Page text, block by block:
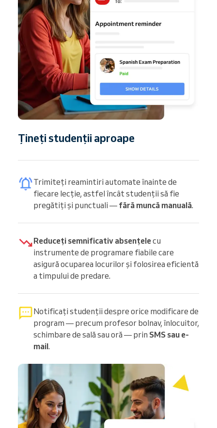
Țineți studenții aproape
Trimiteți reamintiri automate înainte de
fiecare lecție, astfel încât studenții să fie
pregătiți și punctuali — fără muncă manuală.
Reduceți semnificativ absențelecu
instrumente de programare fiabile care
asigură ocuparea locurilor și folosirea eficientă
a timpului de predare.
Notificați studenții despre orice modificare de
program — precum profesor bolnav, înlocuitor,
schimbare de sală sau oră — prin SMS sau e-
mail.